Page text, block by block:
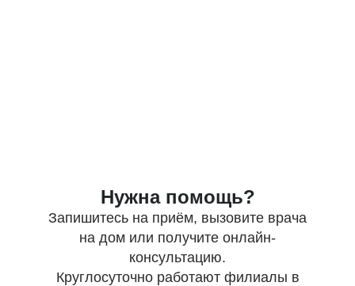
Нужна помощь?
Запишитесь на приём, вызовите врача
на дом или получите онлайн-
консультацию.
Круглосуточно работают филиалы в